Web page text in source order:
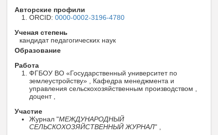
Авторские профили
ORCID: 0000-0002-3196-4780
Ученая степень
кандидат педагогических наук
Образование
Работа
ФГБОУ ВО «Государственный университет по
землеустройству» , Кафедра менеджмента и
управления сельскохозяйственным производством ,
доцент ,
Участие
Журнал "МЕЖДУНАРОДНЫЙ
СЕЛЬСКОХОЗЯЙСТВЕННЫЙ ЖУРНАЛ" ,